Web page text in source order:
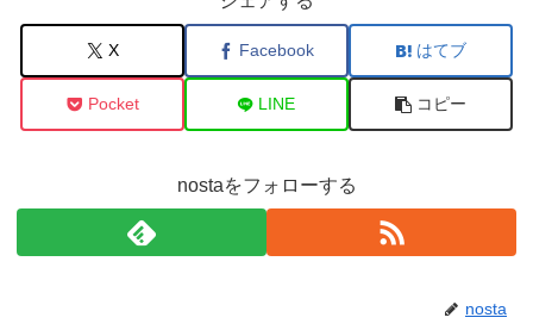
X Facebook はてブ
Pocket LINE コピー
nostaをフォローする
nosta